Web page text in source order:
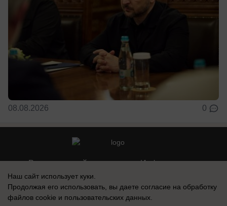
08.08.2026 0
Реклама на сайте
Контакты
Информация
Наш сайт использует куки.
Продолжая его использовать, вы даете согласие на обработку
файлов cookie и пользовательских данных.